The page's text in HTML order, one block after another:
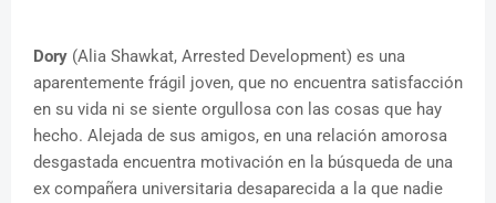
Dory (Alia Shawkat, Arrested Development) es una
aparentemente frágil joven, que no encuentra satisfacción
en su vida ni se siente orgullosa con las cosas que hay
hecho. Alejada de sus amigos, en una relación amorosa
desgastada encuentra motivación en la búsqueda de una
ex compañera universitaria desaparecida a la que nadie